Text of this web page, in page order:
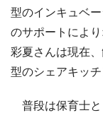
型のインキュベ
のサポートによ
彩夏さんは現在
型のシェアキッ
普段は保育士と